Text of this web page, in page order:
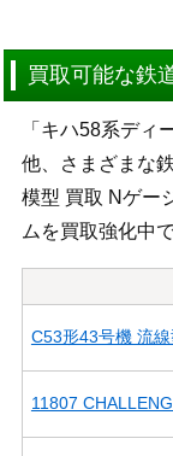
買取可能な鉄
「キハ58系ディ
他、さまざまな
模型 買取 Nゲー
ムを買取強化中で
C53形43号機 流
11807